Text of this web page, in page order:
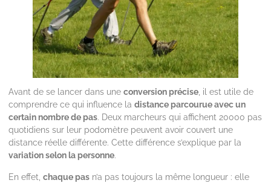
Avant de se lancer dans une conversion précise, il est utile de
comprendre ce qui influence la distance parcourue avec un
certain nombre de pas. Deux marcheurs qui affichent 20000 pas
quotidiens sur leur podomètre peuvent avoir couvert une
distance réelle différente. Cette différence s’explique par la
variation selon la personne.
En effet, chaque pas n’a pas toujours la même longueur : elle